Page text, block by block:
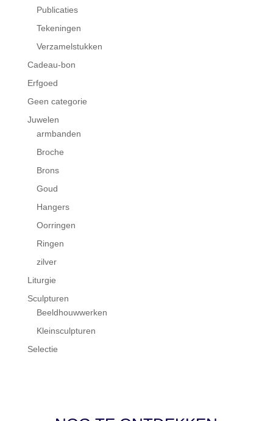
Publicaties
Tekeningen
Verzamelstukken
Cadeau-bon
Erfgoed
Geen categorie
Juwelen
armbanden
Broche
Brons
Goud
Hangers
Oorringen
Ringen
zilver
Liturgie
Sculpturen
Beeldhouwwerken
Kleinsculpturen
Selectie